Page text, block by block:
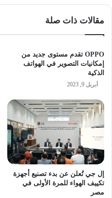
مقالات ذات صلة
OPPO تقدم مستوى جديد من
إمكانيات التصوير في الهواتف
الذكية
أبريل 9, 2023
إل جي تُعلن عن بدء تصنيع أجهزة
تكييف الهواء للمرة الأولى في
مصر